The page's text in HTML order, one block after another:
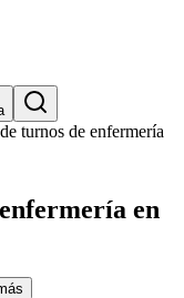
turnos de enfermería
en